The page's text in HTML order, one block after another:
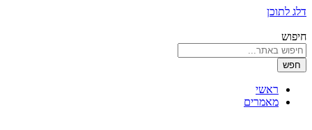
דלג לתוכן
חיפוש
חפש
ראשי
מאמרים